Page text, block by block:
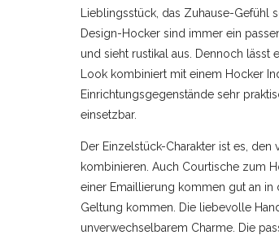
Lieblingsstück, das Zuhause-Gefühl
Design-Hocker sind immer ein
und sieht rustikal aus. Dennoch
Look kombiniert mit einem Hocker
Einrichtungsgegenstände sehr
einsetzbar.
Der Einzelstück-Charakter ist es,
kombinieren. Auch Courtische zum
einer Emaillierung kommen gut an
Geltung kommen. Die liebevolle
unverwechselbarem Charme. Die